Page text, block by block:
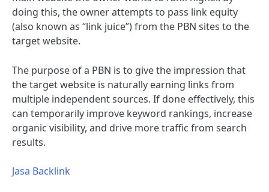
doing this, the owner attempts to pass link equity
(also known as “link juice”) from the PBN sites to the
target website.
The purpose of a PBN is to give the impression that
the target website is naturally earning links from
multiple independent sources. If done effectively, this
can temporarily improve keyword rankings, increase
organic visibility, and drive more traffic from search
results.
Jasa Backlink